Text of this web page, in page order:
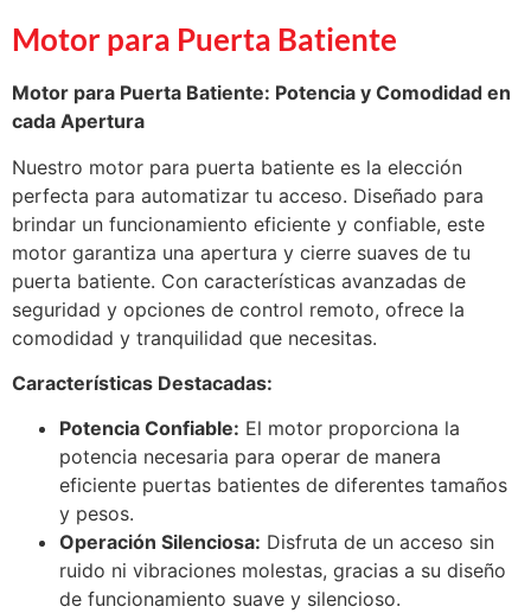
Motor para Puerta Batiente
Motor para Puerta Batiente: Potencia y Comodidad en
cada Apertura
Nuestro motor para puerta batiente es la elección
perfecta para automatizar tu acceso. Diseñado para
brindar un funcionamiento eficiente y confiable, este
motor garantiza una apertura y cierre suaves de tu
puerta batiente. Con características avanzadas de
seguridad y opciones de control remoto, ofrece la
comodidad y tranquilidad que necesitas.
Características Destacadas:
Potencia Confiable: El motor proporciona la
potencia necesaria para operar de manera
eficiente puertas batientes de diferentes tamaños
y pesos.
Operación Silenciosa: Disfruta de un acceso sin
ruido ni vibraciones molestas, gracias a su diseño
de funcionamiento suave y silencioso.